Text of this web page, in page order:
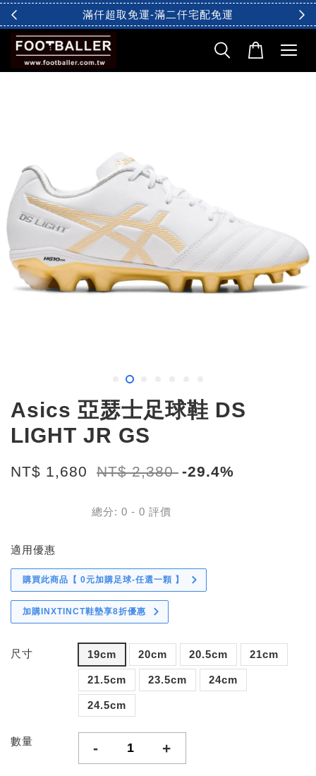
滿仟超取免運-滿二仟宅配免運
Asics 亞瑟士足球鞋 DS
LIGHT JR GS
NT$ 1,680 NT$ 2,380 -29.4%
總分: 0 - 0 評價
適用優惠
購買此商品【 0元加購足球-任選一顆 】
加購INXTINCT鞋墊享8折優惠
尺寸 19cm 20cm 20.5cm 21cm
21.5cm 23.5cm 24cm
24.5cm
數量 - +